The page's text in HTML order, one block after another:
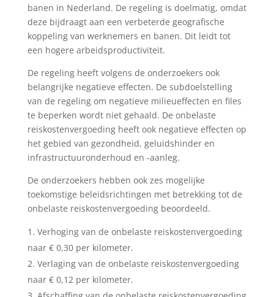
banen in Nederland. De regeling is doelmatig, omdat
deze bijdraagt aan een verbeterde geografische
koppeling van werknemers en banen. Dit leidt tot
een hogere arbeidsproductiviteit.
De regeling heeft volgens de onderzoekers ook
belangrijke negatieve effecten. De subdoelstelling
van de regeling om negatieve milieueffecten en files
te beperken wordt niet gehaald. De onbelaste
reiskostenvergoeding heeft ook negatieve effecten op
het gebied van gezondheid, geluidshinder en
infrastructuuronderhoud en -aanleg.
De onderzoekers hebben ook zes mogelijke
toekomstige beleidsrichtingen met betrekking tot de
onbelaste reiskostenvergoeding beoordeeld.
Verhoging van de onbelaste reiskostenvergoeding
naar € 0,30 per kilometer.
Verlaging van de onbelaste reiskostenvergoeding
naar € 0,12 per kilometer.